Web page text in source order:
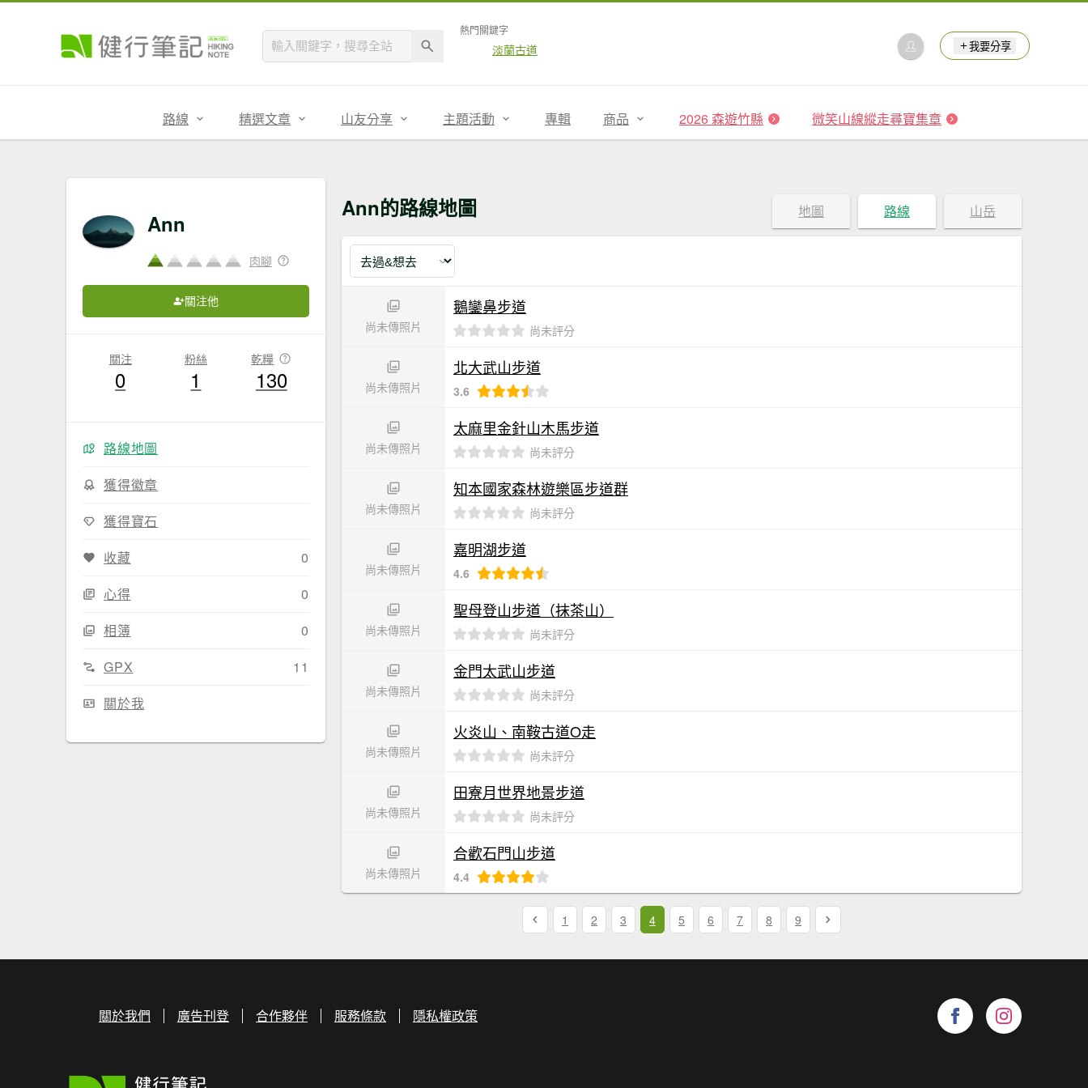
熱門關鍵字
淡蘭古道 我要分享
路線 精選文章 山友分享 主題活動 專輯 商品 2026 森遊竹縣 微笑山線縱走尋寶集章
Ann
肉腳
關注他
關注
0
粉絲
1
乾糧
130
路線地圖
獲得徽章
獲得寶石
收藏
0
心得
0
相簿
0
GPX
11
關於我
Ann的路線地圖 地圖 路線 山岳
尚未傳照片
鵝鑾鼻步道
尚未評分
尚未傳照片
北大武山步道
3.6
尚未傳照片
太麻里金針山木馬步道
尚未評分
尚未傳照片
知本國家森林遊樂區步道群
尚未評分
尚未傳照片
嘉明湖步道
4.6
尚未傳照片
聖母登山步道（抹茶山）
尚未評分
尚未傳照片
金門太武山步道
尚未評分
尚未傳照片
火炎山、南鞍古道O走
尚未評分
尚未傳照片
田寮月世界地景步道
尚未評分
尚未傳照片
合歡石門山步道
4.4
1 2 3 4 5 6 7 8 9
關於我們 廣告刊登 合作夥伴 服務條款 隱私權政策